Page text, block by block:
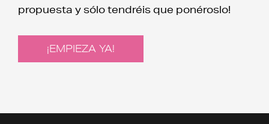
propuesta y sólo tendréis que ponéroslo!
¡EMPIEZA YA!